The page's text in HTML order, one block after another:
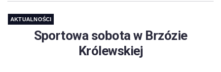
AKTUALNOŚCI
Sportowa sobota w Brzózie
Królewskiej